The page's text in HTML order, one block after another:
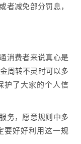
者减免部分罚息，
消费者来说真心是
周转不灵时可以多
护了大家的个人信
务，愿意规则中多
要好好利用这一规